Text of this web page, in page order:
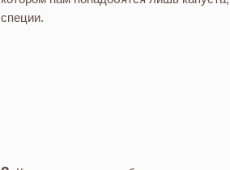
специи.